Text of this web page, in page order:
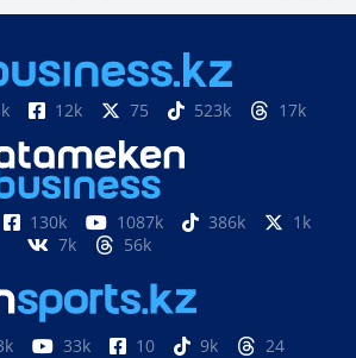
12k 75 523k 17k
130k 1087k 386k
1k
7k
56k
33k 10 9k 24